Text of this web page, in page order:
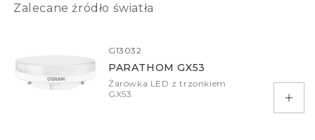
Zalecane źródło światła
G13032
PARATHOM GX53
Żarówka LED z trzonkiem
GX53.